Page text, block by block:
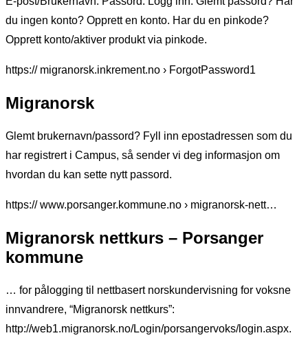
du ingen konto? Opprett en konto. Har du en pinkode?
Opprett konto/aktiver produkt via pinkode.
https:// migranorsk.inkrement.no › ForgotPassword1
Migranorsk
Glemt brukernavn/passord? Fyll inn epostadressen som du
har registrert i Campus, så sender vi deg informasjon om
hvordan du kan sette nytt passord.
https:// www.porsanger.kommune.no › migranorsk-nett…
Migranorsk nettkurs – Porsanger
kommune
… for pålogging til nettbasert norskundervisning for voksne
innvandrere, “Migranorsk nettkurs”:
http://web1.migranorsk.no/Login/porsangervoks/login.aspx.